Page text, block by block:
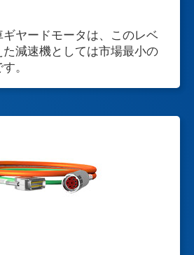
ヤードモータは、このレベ
減速機としては市場最小の
。